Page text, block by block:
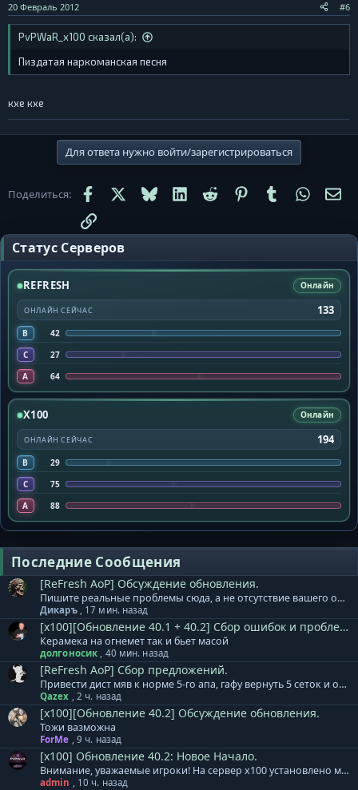
20 Февраль 2012 #6
PvPWaR_x100 сказал(а):
Пиздатая наркоманская песня
кхе кхе
Для ответа нужно войти/зарегистрироваться
Поделиться: Facebook Bluesky LinkedIn
Reddit PinterestTumblr
Ссылка
Статус Серверов
REFRESH Онлайн
ОНЛАЙН СЕЙЧАС 133
B
42
C
27
A
64
X100 Онлайн
ОНЛАЙН СЕЙЧАС 194
B
29
C
75
A
88
Последние Сообщения
[ReFresh AoP] Обсуждение обновления.
Пишите реальные проблемы сюда, а не отсутствие вашего онлайна.....
Дикаръ , 17 мин. назад
[x100][Обновление 40.1 + 40.2] Сбор ошибок и проблем.
Керамека на огнемет так и бьет масой
долгоносик , 40 мин. назад
[ReFresh AoP] Сбор предложений.
Привести дист мяв к норме 5-го апа, гафу вернуть 5 сеток и откат, в остальном по большому всё норм.
Qazex , 2 ч. назад
[x100][Обновление 40.2] Обсуждение обновления.
Тожи вазможна
ForMe , 9 ч. назад
[x100] Обновление 40.2: Новое Начало.
Внимание, уважаемые игроки! На сервер x100 установлено мини-дополнение к обновлению 40.2. + Обновлены формулы расчета и коэффициенты для расчета урона и защиты генераторов Animus/MAU. Теперь влияние оказывают в том числе и сеттовые бонусы, при их наличии/активации. Тестирование полного обновления для сервера х100 продолжается. Обновление будет установлено в понедельник, 10 августа. Приносим извинения за задержку. База знаний сервера х100 - ссылка. Готовый клиент игры для сервера x100: Клиент на | Клиент на | Клиент на | Клиент на нашем сервере
admin , 10 ч. назад